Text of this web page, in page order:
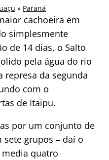
» Paraná
cachoeira em
simplesmente
de 14 dias, o Salto
pela água do rio
represa da segunda
com o
de Itaipu.
por um conjunto de
sete grupos – daí o
quatro